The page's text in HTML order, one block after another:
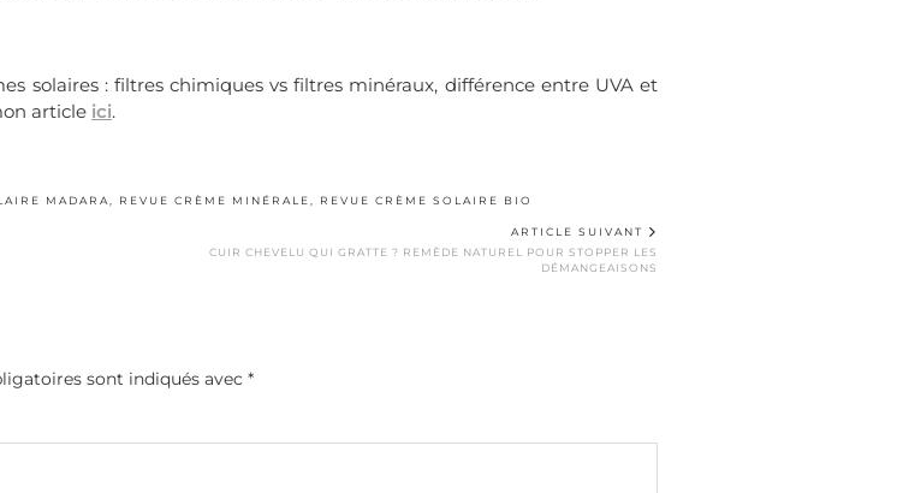
solaires : filtres chimiques vs filtres minéraux, différence entre UVA et
article ici.
MADARA REVUE CRÈME MINÉRALE REVUE CRÈME SOLAIRE BIO
ARTICLE SUIVANT
CUIR CHEVELU QUI GRATTE ? REMÈDE NATUREL POUR STOPPER LES
DÉMANGEAISONS
sont indiqués avec *